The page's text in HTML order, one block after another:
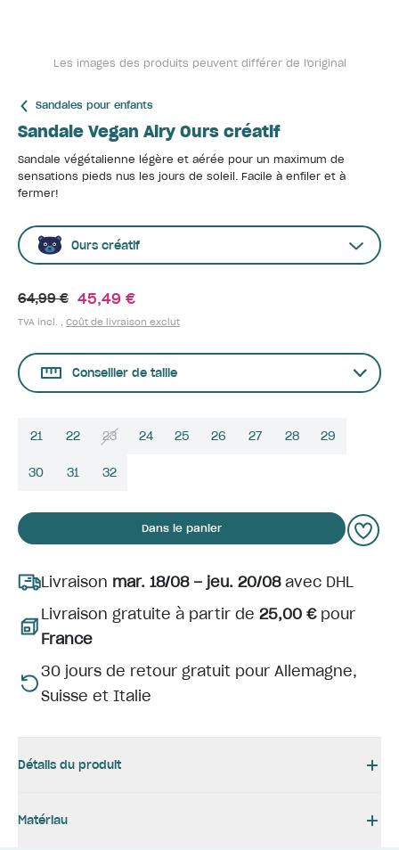
Les images des produits peuvent différer de l'original
Sandales pour enfants
Sandale Vegan Airy Ours créatif
Sandale végétalienne légère et aérée pour un maximum de
sensations pieds nus les jours de soleil. Facile à enfiler et à
fermer!
Ours créatif
64,99 € 45,49 €
TVA incl. , Coût de livraison exclut
Conseiller de taille
21 22 23 24 25 26 27 28 29
30 31 32
Dans le panier
Livraison mar. 18/08 – jeu. 20/08avec DHL
Livraison gratuite à partir de 25,00 €pour
France
30 jours de retour gratuit pour Allemagne,
Suisse et Italie
Détails du produit
Matériau